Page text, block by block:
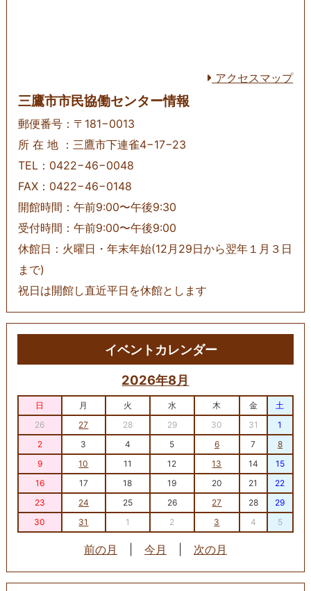
アクセスマップ
三鷹市市民協働センター情報
郵便番号：〒181−0013
所 在 地 ：三鷹市下連雀4−17−23
TEL：0422−46−0048
FAX：0422−46−0148
開館時間：午前9:00〜午後9:30
受付時間：午前9:00〜午後9:00
休館日：火曜日・年末年始(12月29日から翌年１月３日
まで)
祝日は開館し直近平日を休館とします
イベントカレンダー
2026年8月
日 月 火 水 木 金
土
26
27 28 29 30 31
1
2
3 4 5 6 7
8
9
10 11 12 13 14
15
16
17 18 19 20 21
22
23
24 25 26 27 28
29
30
31 1 2 3 4 5
前の月 今月 次の月